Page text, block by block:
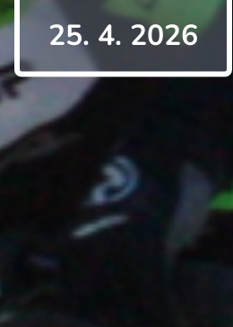
25. 4. 2026